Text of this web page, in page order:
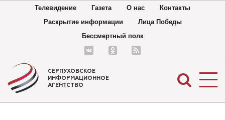
Телевидение Газета О нас
Контакты
Раскрытие информации
Лица Победы
Бессмертный полк
СЕРПУХОВСКОЕ
ИНФОРМАЦИОННОЕ
АГЕНТСТВО